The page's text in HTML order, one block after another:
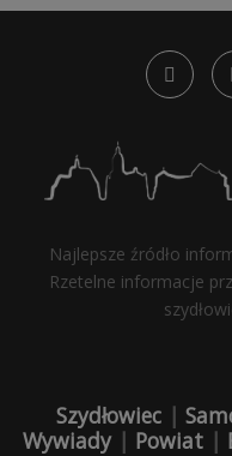
Najlepsze źródło
Rzetelne informacje
Szydłowiec |
Wywiady| Powiat |